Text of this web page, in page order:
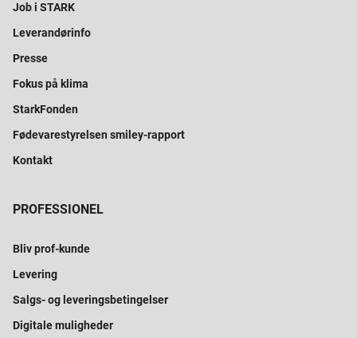
Job i STARK
Leverandørinfo
Presse
Fokus på klima
StarkFonden
Fødevarestyrelsen smiley-rapport
Kontakt
PROFESSIONEL
Bliv prof-kunde
Levering
Salgs- og leveringsbetingelser
Digitale muligheder